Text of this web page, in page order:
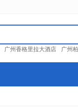
广州香格里拉大酒店 广州